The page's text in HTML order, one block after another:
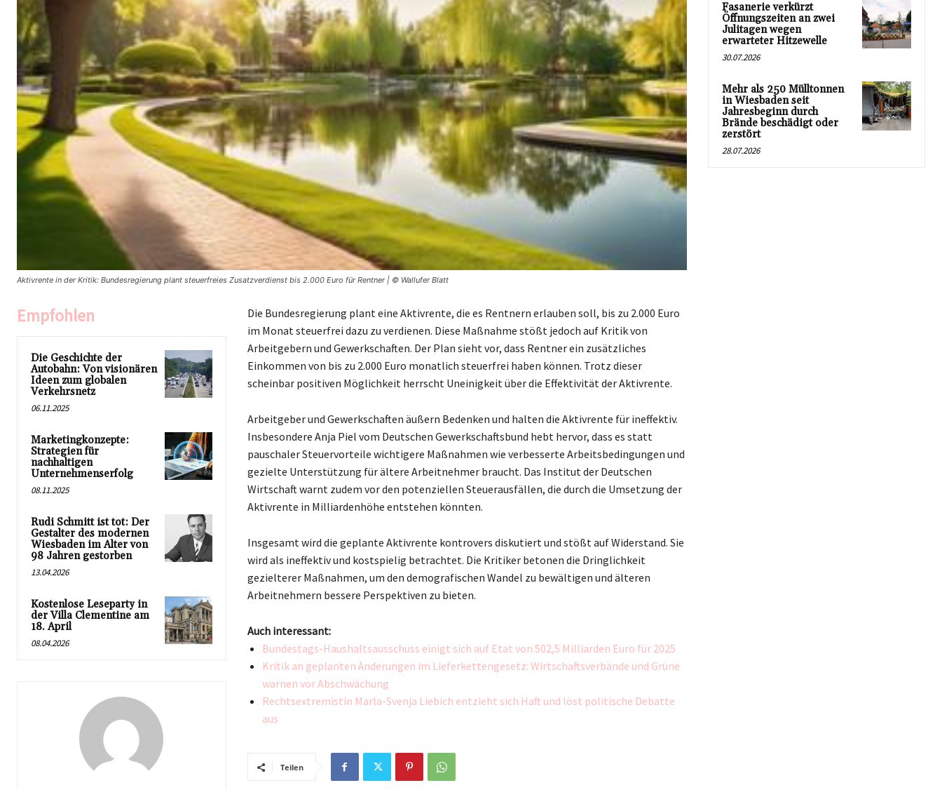
Aktivrente in der Kritik: Bundesregierung plant steuerfreies Zusatzverdienst bis 2.000 Euro für Rentner | © Wallufer Blatt
Empfohlen
Die Geschichte der
Autobahn: Von visionären
Ideen zum globalen
Verkehrsnetz
06.11.2025
Marketingkonzepte:
Strategien für
nachhaltigen
Unternehmenserfolg
08.11.2025
Rudi Schmitt ist tot: Der
Gestalter des modernen
Wiesbaden im Alter von
98 Jahren gestorben
13.04.2026
Kostenlose Leseparty in
der Villa Clementine am
18. April
08.04.2026
Die Bundesregierung plant eine Aktivrente, die es Rentnern erlauben soll, bis zu 2.000 Euro
im Monat steuerfrei dazu zu verdienen. Diese Maßnahme stößt jedoch auf Kritik von
Arbeitgebern und Gewerkschaften. Der Plan sieht vor, dass Rentner ein zusätzliches
Einkommen von bis zu 2.000 Euro monatlich steuerfrei haben können. Trotz dieser
scheinbar positiven Möglichkeit herrscht Uneinigkeit über die Effektivität der Aktivrente.
Arbeitgeber und Gewerkschaften äußern Bedenken und halten die Aktivrente für ineffektiv.
Insbesondere Anja Piel vom Deutschen Gewerkschaftsbund hebt hervor, dass es statt
pauschaler Steuervorteile wichtigere Maßnahmen wie verbesserte Arbeitsbedingungen und
gezielte Unterstützung für ältere Arbeitnehmer braucht. Das Institut der Deutschen
Wirtschaft warnt zudem vor den potenziellen Steuerausfällen, die durch die Umsetzung der
Aktivrente in Milliardenhöhe entstehen könnten.
Insgesamt wird die geplante Aktivrente kontrovers diskutiert und stößt auf Widerstand. Sie
wird als ineffektiv und kostspielig betrachtet. Die Kritiker betonen die Dringlichkeit
gezielterer Maßnahmen, um den demografischen Wandel zu bewältigen und älteren
Arbeitnehmern bessere Perspektiven zu bieten.
Auch interessant:
Bundestags-Haushaltsausschuss einigt sich auf Etat von 502,5 Milliarden Euro für 2025
Kritik an geplanten Änderungen im Lieferkettengesetz: Wirtschaftsverbände und Grüne
warnen vor Abschwächung
Rechtsextremistin Marla-Svenja Liebich entzieht sich Haft und löst politische Debatte
aus
Teilen
Fasanerie verkürzt
Öffnungszeiten an zwei
Julitagen wegen
erwarteter Hitzewelle
30.07.2026
Mehr als 250 Mülltonnen
in Wiesbaden seit
Jahresbeginn durch
Brände beschädigt oder
zerstört
28.07.2026